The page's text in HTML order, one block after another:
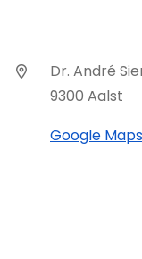
Dr. André
9300 Aalst
Google Maps